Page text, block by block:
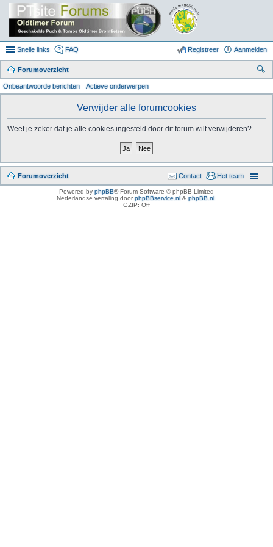
Snelle links FAQ Aanmelden
Registreer
Forumoverzicht
Onbeantwoorde berichten Actieve onderwerpen
Verwijder alle forumcookies
Weet je zeker dat je alle cookies ingesteld door dit forum wilt verwijderen?
Forumoverzicht Het team
Contact
Powered by phpBB® Forum Software © phpBB Limited
Nederlandse vertaling doorphpBBservice.nl & phpBB.nl
GZIP: Off